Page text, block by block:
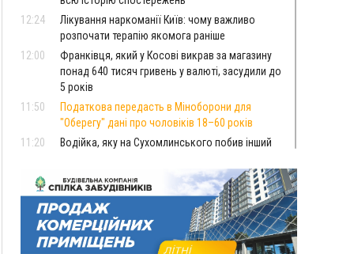
12:24
Лікування наркоманії Київ: чому важливо
розпочати терапію якомога раніше
12:00
Франківця, який у Косові викрав за магазину
понад 640 тисяч гривень у валюті, засудили до
5 років
11:50
Податкова передасть в Міноборони для
"Оберегу" дані про чоловіків 18–60 років
11:20
Водійка, яку на Сухомлинського побив інший
10:45
У Франківську, Коломиї, Долині та Яремче 6
серпня зафіксували рекордну спеку
10:02
Змушував надсилати інтимні фото: на
Прикарпатті затримали підозрюваного у